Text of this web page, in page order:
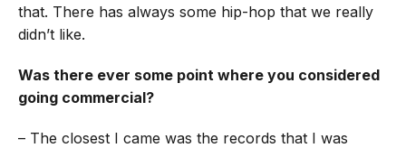
that. There has always some hip-hop that we really
didn’t like.
Was there ever some point where you considered
going commercial?
– The closest I came was the records that I was